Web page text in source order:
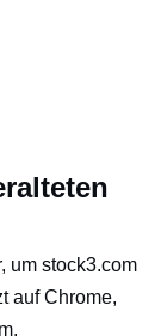
um stock3.com
auf Chrome,